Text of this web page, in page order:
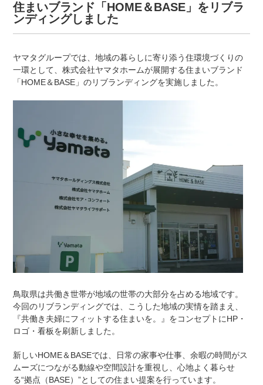
住まいブランド「HOME＆BASE」をリブラ
ンディングしました
ヤマタグループでは、地域の暮らしに寄り添う住環境づくりの
一環として、株式会社ヤマタホームが展開する住まいブランド
「HOME＆BASE」のリブランディングを実施しました。
鳥取県は共働き世帯が地域の世帯の大部分を占める地域です。
今回のリブランディングでは、こうした地域の実情を踏まえ、
『共働き夫婦にフィットする住まいを。』をコンセプトにHP・
ロゴ・看板を刷新しました。
新しいHOME＆BASEでは、日常の家事や仕事、余暇の時間がス
ムーズにつながる動線や空間設計を重視し、心地よく暮らせ
る“拠点（BASE）”としての住まい提案を行っています。